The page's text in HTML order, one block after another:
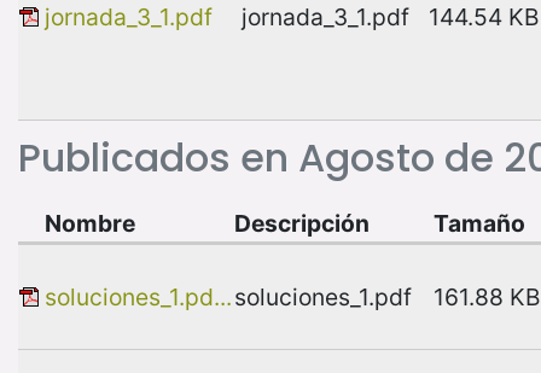
Publicados en Agosto de
jornada_3_1.pdf jornada_3_1.pdf 144.54 KB
Nombre Descripción Tamaño
soluciones_1.pd...soluciones_1.pdf 161.88 KB